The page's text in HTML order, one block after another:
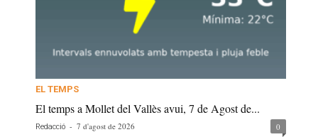
EL TEMPS
El temps a Mollet del Vallès avui, 7 de Agost de...
Redacció - 7 d'agost de 2026 0